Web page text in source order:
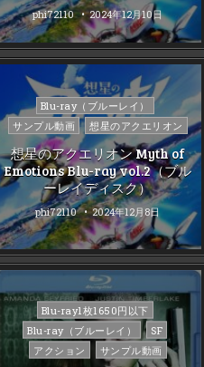
phi72110 2024年12月10日
Posted
in
Blu-ray（ブルーレイ）
サンプル動画
想星のアクエリオン
想星のアクエリオン Myth of
Emotions Blu-ray vol.2（ブル
ーレイディスク）
phi72110 2024年12月8日
Posted
in
Blu-ray1枚1650円以下
Blu-ray（ブルーレイ）
SF
アクション
サンプル動画